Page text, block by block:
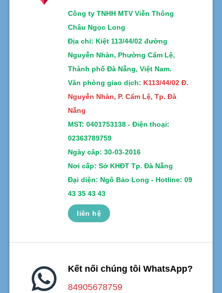
Công ty TNHH MTV Viễn Thông
Châu Ngọc Long
Địa chỉ: Kiệt 113/44/02 đường
Nguyễn Nhàn, Phường Cẩm Lệ,
Thành phố Đà Nẵng, Việt Nam.
Văn phòng giao dịch: K113/44/02 Đ.
Nguyễn Nhàn, P. Cẩm Lệ, Tp. Đà
Nẵng
MST: 0401753138 - Điện thoại:
02363789759
Ngày câp: 30-03-2016
Nơi cấp: Sở KHĐT Tp. Đà Nẵng
Đại diện: Ngô Bảo Long - Hotline: 09
43 35 43 43
liên hệ
Kết nối chúng tôi WhatsApp?
84905678759